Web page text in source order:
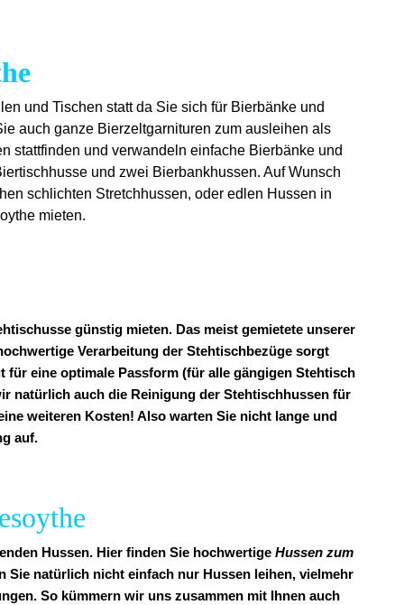
und Tischen statt da Sie sich für Bierbänke und
auch ganze Bierzeltgarnituren zum ausleihen als
stattfinden und verwandeln einfache Bierbänke und
und zwei Bierbankhussen. Auf Wunsch
schlichten Stretchhussen, oder edlen Hussen in
mieten.
günstig mieten. Das meist gemietete unserer
Verarbeitung der Stehtischbezüge sorgt
eine optimale Passform (für alle gängigen Stehtisch
natürlich auch die Reinigung der Stehtischhussen für
weiteren Kosten! Also warten Sie nicht lange und
auf.
Hussen. Hier finden Sie hochwertige Hussen zum
Sie natürlich nicht einfach nur Hussen leihen, vielmehr
So kümmern wir uns zusammen mit Ihnen auch